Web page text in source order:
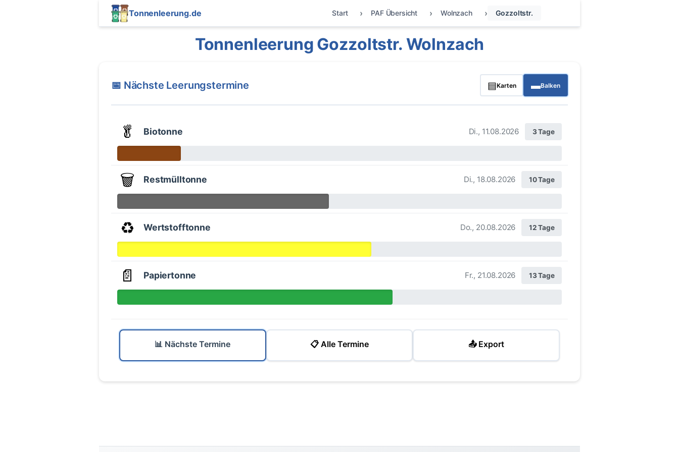
Tonnenleerung.de Start PAF Übersicht Wolnzach Gozzoltstr.
Tonnenleerung Gozzoltstr. Wolnzach
📅 Nächste Leerungstermine ▤Karten ▬Balken
🥬 Biotonne Di., 11.08.2026 3 Tage
🗑️ Restmülltonne Di., 18.08.2026 10 Tage
♻️ Wertstofftonne Do., 20.08.2026 12 Tage
📄 Papiertonne Fr., 21.08.2026 13 Tage
📊 Nächste Termine 📋 Alle Termine 📤 Export